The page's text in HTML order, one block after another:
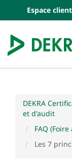
Espace client
DEKRA
et d'audit
FAQ
Les 7